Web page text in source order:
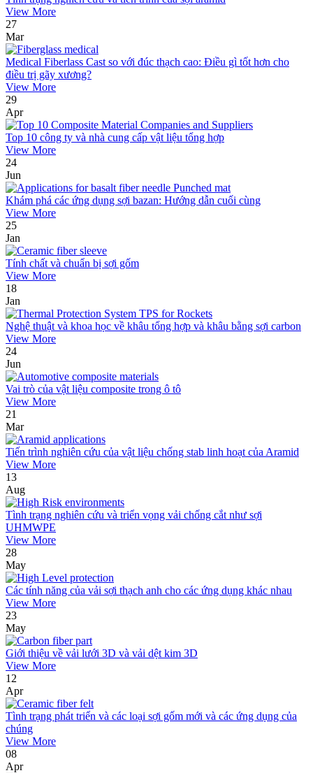
View More
27
Mar
Medical Fiberlass Cast so với đúc thạch cao: Điều gì tốt hơn cho
điều trị gãy xương?
View More
29
Apr
Top 10 công ty và nhà cung cấp vật liệu tổng hợp
View More
24
Jun
Khám phá các ứng dụng sợi bazan: Hướng dẫn cuối cùng
View More
25
Jan
Tính chất và chuẩn bị sợi gốm
View More
18
Jan
Nghệ thuật và khoa học về khâu tổng hợp và khâu bằng sợi carbon
View More
24
Jun
Vai trò của vật liệu composite trong ô tô
View More
21
Mar
Tiến trình nghiên cứu của vật liệu chống stab linh hoạt của Aramid
View More
13
Aug
Tình trạng nghiên cứu và triển vọng vải chống cắt như sợi
UHMWPE
View More
28
May
Các tính năng của vải sợi thạch anh cho các ứng dụng khác nhau
View More
23
May
Giới thiệu về vải lưới 3D và vải dệt kim 3D
View More
12
Apr
Tình trạng phát triển và các loại sợi gốm mới và các ứng dụng của
chúng
View More
08
Apr